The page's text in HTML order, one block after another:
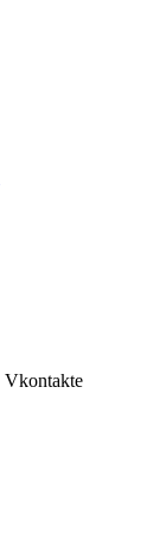
Vkontakte